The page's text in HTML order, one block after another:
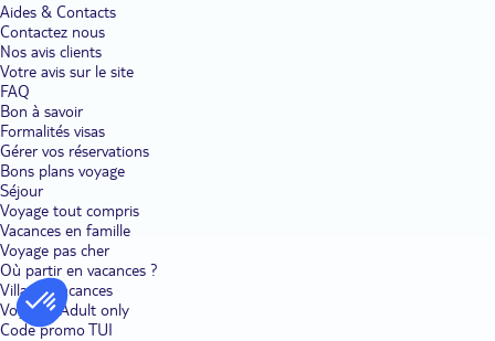
Aides & Contacts
Contactez nous
Nos avis clients
Votre avis sur le site
FAQ
Bon à savoir
Formalités visas
Gérer vos réservations
Bons plans voyage
Séjour
Voyage tout compris
Vacances en famille
Voyage pas cher
Où partir en vacances ?
Villages vacances
Voyages Adult only
Code promo TUI